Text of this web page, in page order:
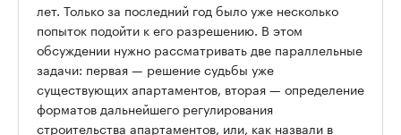
лет. Только за последний год было уже несколько
попыток подойти к его разрешению. В этом
обсуждении нужно рассматривать две параллельные
задачи: первая — решение судьбы уже
существующих апартаментов, вторая — определение
форматов дальнейшего регулирования
строительства апартаментов, или, как назвали в